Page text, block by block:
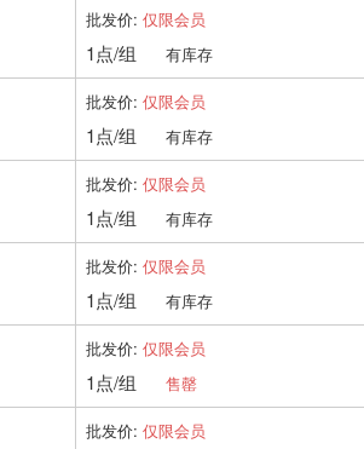
批发价: 仅限会员
1点/组 有库存
批发价: 仅限会员
1点/组 有库存
批发价: 仅限会员
1点/组 有库存
批发价: 仅限会员
1点/组 有库存
批发价: 仅限会员
1点/组 售罄
批发价: 仅限会员